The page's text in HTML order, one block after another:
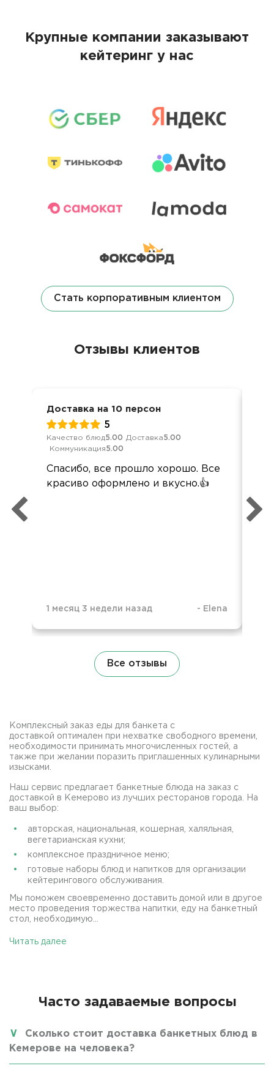
Крупные компании заказывают
кейтеринг у нас
Стать корпоративным клиентом
Отзывы клиентов
Доставка на 10 персон
5
Качество блюд5.00 Доставка5.00
Коммуникация5.00
Спасибо, все прошло хорошо. Все
красиво оформлено и вкусно.👍
1 месяц 3 недели назад - Elena
Все отзывы
Комплексный заказ еды для банкета с
доставкой оптимален при нехватке свободного времени,
необходимости принимать многочисленных гостей, а
также при желании поразить приглашенных кулинарными
изысками.
Наш сервис предлагает банкетные блюда на заказ с
доставкой в Кемерово из лучших ресторанов города. На
ваш выбор:
авторская, национальная, кошерная, халяльная,
вегетарианская кухни;
комплексное праздничное меню;
готовые наборы блюд и напитков для организации
кейтерингового обслуживания.
Мы поможем своевременно доставить домой или в другое
место проведения торжества напитки, еду на банкетный
стол, необходимую...
Читать далее
Часто задаваемые вопросы
Сколько стоит доставка банкетных блюд в
Кемерове на человека?